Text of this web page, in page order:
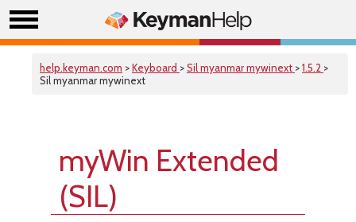
help.keyman.com >Keyboard >Sil myanmar mywinext >1.5.2 >
Sil myanmar mywinext
myWin Extended
(SIL)